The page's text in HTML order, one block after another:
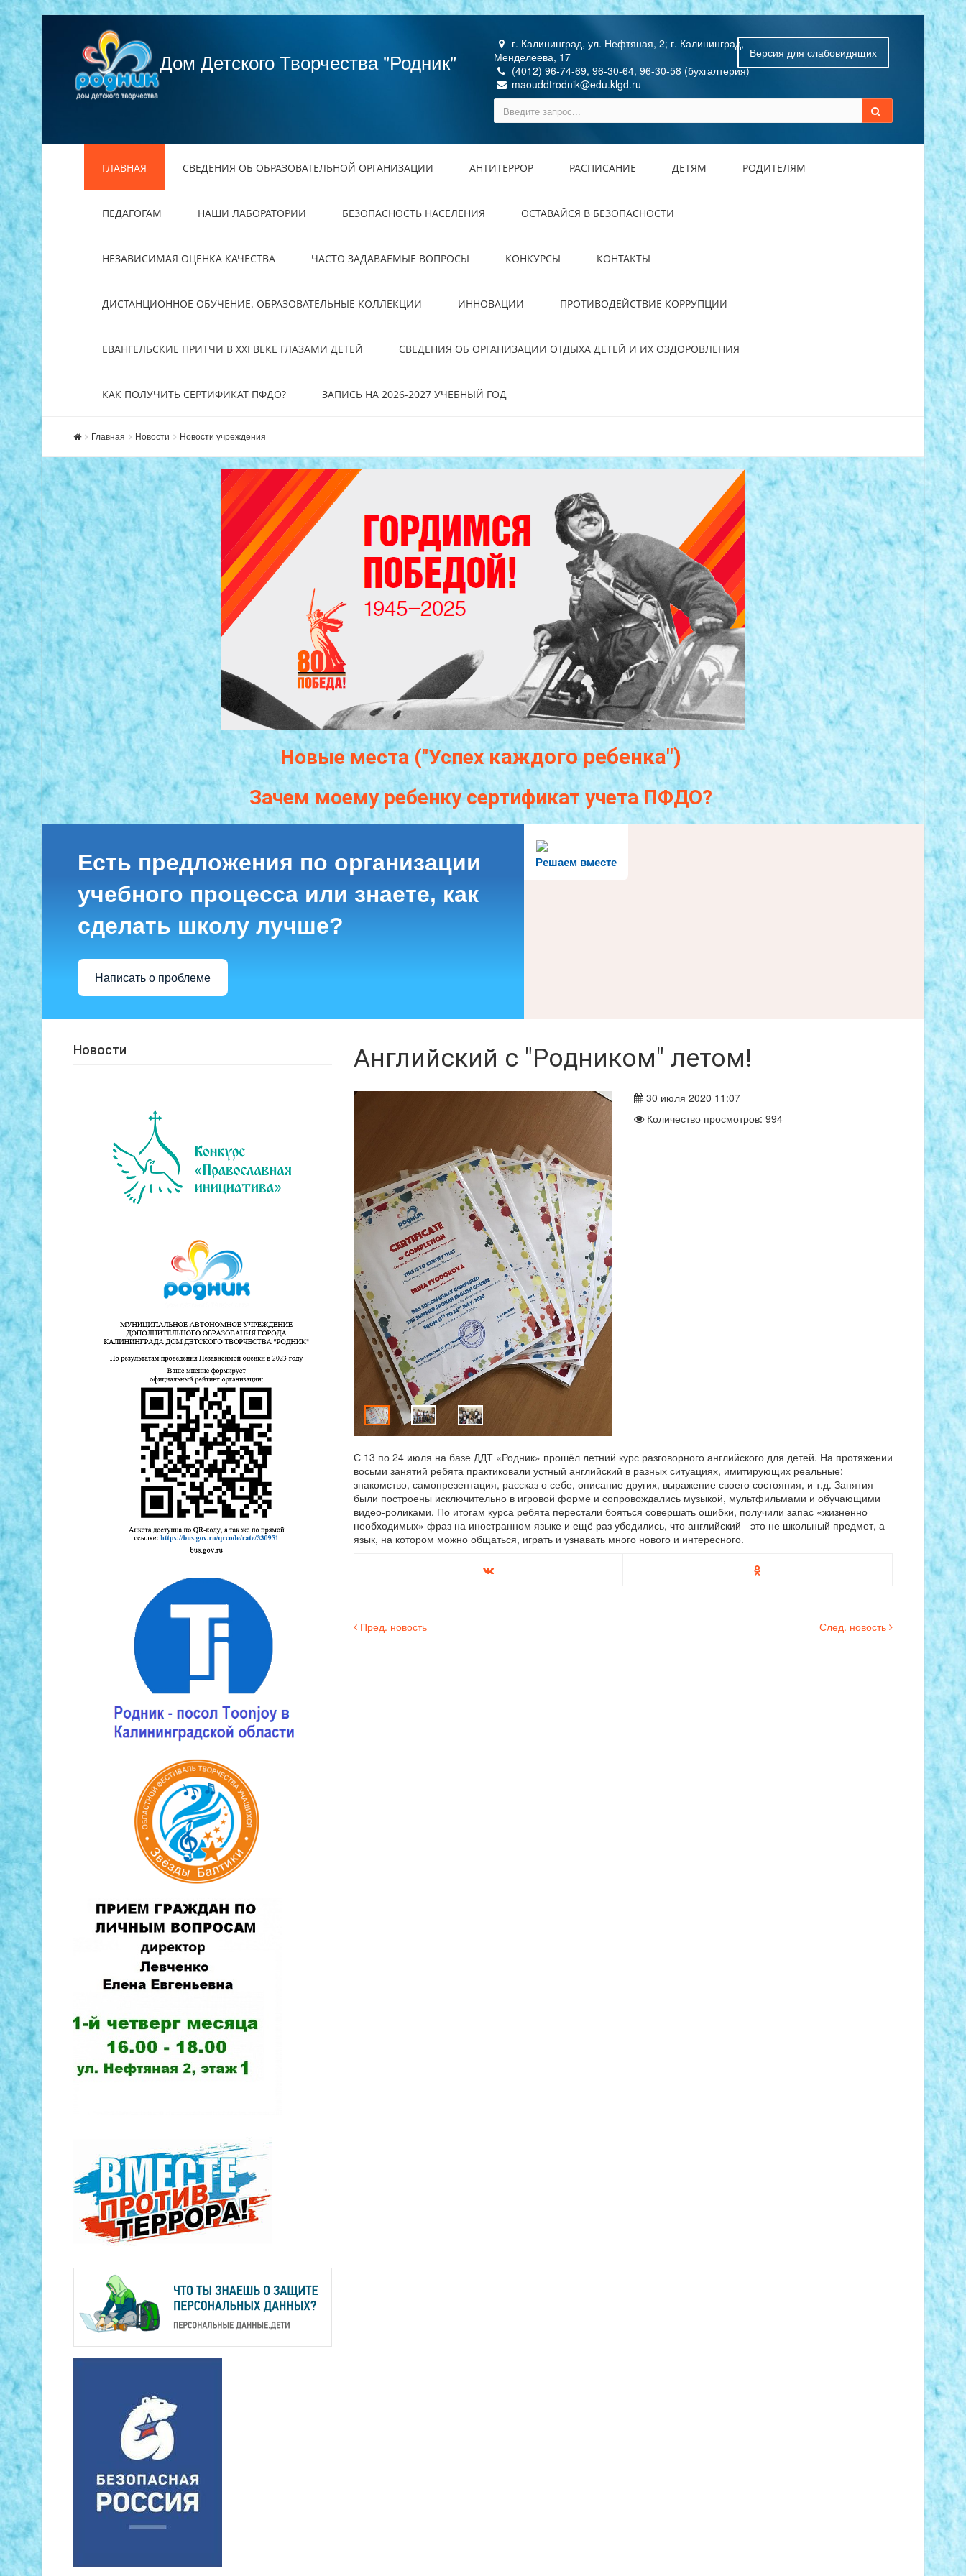
Дом Детского Творчества "Родник"
г. Калининград, ул. Нефтяная, 2; г. Калининград,
Менделеева, 17
(4012) 96-74-69, 96-30-64, 96-30-58 (бухгалтерия)
maouddtrodnik@edu.klgd.ru
Версия для слабовидящих
ГЛАВНАЯ СВЕДЕНИЯ ОБ ОБРАЗОВАТЕЛЬНОЙ ОРГАНИЗАЦИИ АНТИТЕРРОР РАСПИСАНИЕ ДЕТЯМ РОДИТЕЛЯМ
ПЕДАГОГАМ НАШИ ЛАБОРАТОРИИ БЕЗОПАСНОСТЬ НАСЕЛЕНИЯ ОСТАВАЙСЯ В БЕЗОПАСНОСТИ
НЕЗАВИСИМАЯ ОЦЕНКА КАЧЕСТВА ЧАСТО ЗАДАВАЕМЫЕ ВОПРОСЫ КОНКУРСЫ КОНТАКТЫ
ДИСТАНЦИОННОЕ ОБУЧЕНИЕ. ОБРАЗОВАТЕЛЬНЫЕ КОЛЛЕКЦИИ ИННОВАЦИИ ПРОТИВОДЕЙСТВИЕ КОРРУПЦИИ
ЕВАНГЕЛЬСКИЕ ПРИТЧИ В XXI ВЕКЕ ГЛАЗАМИ ДЕТЕЙ СВЕДЕНИЯ ОБ ОРГАНИЗАЦИИ ОТДЫХА ДЕТЕЙ И ИХ ОЗДОРОВЛЕНИЯ
КАК ПОЛУЧИТЬ СЕРТИФИКАТ ПФДО? ЗАПИСЬ НА 2026-2027 УЧЕБНЫЙ ГОД
Главная Новости Новости учреждения
Новые места ("Успехкаждогоребенка")
Зачем моему ребенку сертификат учета ПФДО?
Решаем вместе
Есть предложения по организации
учебного процесса или знаете, как
сделать школу лучше?
Написать о проблеме
Новости Английский с "Родником" летом!
30 июля 2020 11:07
Количество просмотров: 994
С 13 по 24 июля на базе ДДТ «Родник» прошёл летний курс разговорного английского для детей. На протяжении
восьми занятий ребята практиковали устный английский в разных ситуациях, имитирующих реальные:
знакомство, самопрезентация, рассказ о себе, описание других, выражение своего состояния, и т.д. Занятия
были построены исключительно в игровой форме и сопровождались музыкой, мультфильмами и обучающими
видео-роликами. По итогам курса ребята перестали бояться совершать ошибки, получили запас «жизненно
необходимых» фраз на иностранном языке и ещё раз убедились, что английский - это не школьный предмет, а
язык, на котором можно общаться, играть и узнавать много нового и интересного.
След. новость
Пред. новость